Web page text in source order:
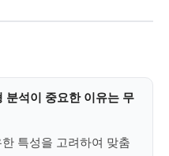
분석이 중요한 이유는 무
특성을 고려하여 맞춤